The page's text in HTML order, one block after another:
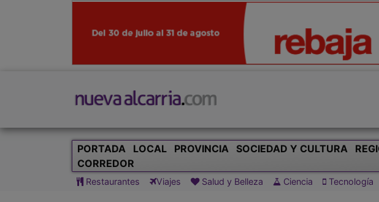
PORTADA LOCAL PROVINCIA SOCIEDAD Y CULTURA
CORREDOR
Restaurantes Viajes Salud y Belleza Ciencia Tecnología